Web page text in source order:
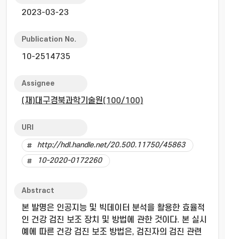
2023-03-23
Publication No.
10-2514735
Assignee
(재)대구경북과학기술원(100/100)
URI
http://hdl.handle.net/20.500.11750/45863
10-2020-0172260
Abstract
본 발명은 인공지능 및 빅데이터 분석을 활용한 효율적
인 건강 검진 보조 장치 및 방법에 관한 것이다. 본 실시
예에 따른 건강 검진 보조 방법은, 검진자의 검진 관련